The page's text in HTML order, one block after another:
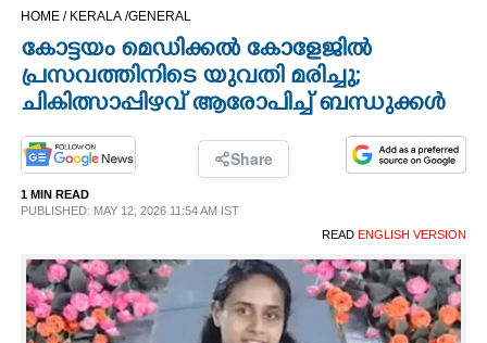
OPINION
PHOTOS
LIFESTYLE
SPIRITUAL
HOME / KERALA /GENERAL
കോട്ടയം മെഡിക്കൽ കോളേജിൽ
പ്രസവത്തിനിടെ യുവതി മരിച്ചു;
ചികിത്സാപ്പിഴവ് ആരോപിച്ച് ബന്ധുക്കൾ
Share
1 MIN READ
PUBLISHED: MAY 12, 2026 11:54 AM IST
READ ENGLISH VERSION